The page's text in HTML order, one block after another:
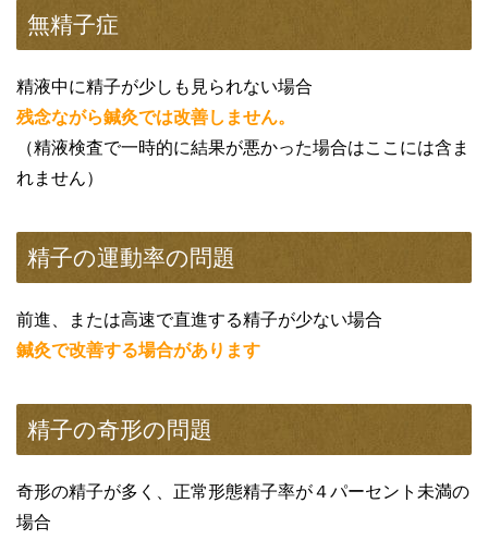
無精子症
精液中に精子が少しも見られない場合
残念ながら鍼灸では改善しません。
（精液検査で一時的に結果が悪かった場合はここには含ま
れません）
精子の運動率の問題
前進、または高速で直進する精子が少ない場合
鍼灸で改善する場合があります
精子の奇形の問題
奇形の精子が多く、正常形態精子率が４パーセント未満の
場合